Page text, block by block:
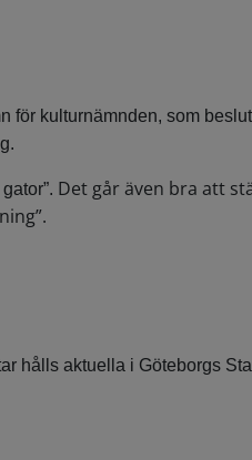
för kulturnämnden, som
Det går även bra att
hålls aktuella i Göteborgs